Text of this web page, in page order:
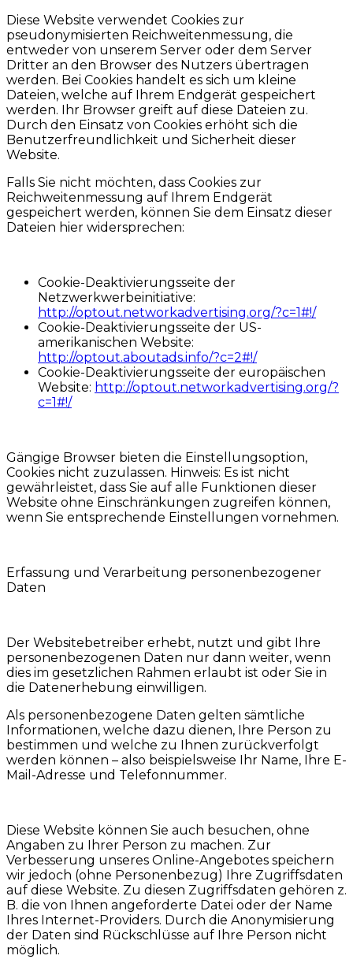
Diese Website verwendet Cookies zur
pseudonymisierten Reichweitenmessung, die
entweder von unserem Server oder dem Server
Dritter an den Browser des Nutzers übertragen
werden. Bei Cookies handelt es sich um kleine
Dateien, welche auf Ihrem Endgerät gespeichert
werden. Ihr Browser greift auf diese Dateien zu.
Durch den Einsatz von Cookies erhöht sich die
Benutzerfreundlichkeit und Sicherheit dieser
Website.
Falls Sie nicht möchten, dass Cookies zur
Reichweitenmessung auf Ihrem Endgerät
gespeichert werden, können Sie dem Einsatz dieser
Dateien hier widersprechen:
Cookie-Deaktivierungsseite der
Netzwerkwerbeinitiative:
http://optout.networkadvertising.org/?c=1#!/
Cookie-Deaktivierungsseite der US-
amerikanischen Website:
http://optout.aboutads.info/?c=2#!/
Cookie-Deaktivierungsseite der europäischen
Website: http://optout.networkadvertising.org/?
c=1#!/
Gängige Browser bieten die Einstellungsoption,
Cookies nicht zuzulassen. Hinweis: Es ist nicht
gewährleistet, dass Sie auf alle Funktionen dieser
Website ohne Einschränkungen zugreifen können,
wenn Sie entsprechende Einstellungen vornehmen.
Erfassung und Verarbeitung personenbezogener
Daten
Der Websitebetreiber erhebt, nutzt und gibt Ihre
personenbezogenen Daten nur dann weiter, wenn
dies im gesetzlichen Rahmen erlaubt ist oder Sie in
die Datenerhebung einwilligen.
Als personenbezogene Daten gelten sämtliche
Informationen, welche dazu dienen, Ihre Person zu
bestimmen und welche zu Ihnen zurückverfolgt
werden können – also beispielsweise Ihr Name, Ihre E-
Mail-Adresse und Telefonnummer.
Diese Website können Sie auch besuchen, ohne
Angaben zu Ihrer Person zu machen. Zur
Verbesserung unseres Online-Angebotes speichern
wir jedoch (ohne Personenbezug) Ihre Zugriffsdaten
auf diese Website. Zu diesen Zugriffsdaten gehören z.
B. die von Ihnen angeforderte Datei oder der Name
Ihres Internet-Providers. Durch die Anonymisierung
der Daten sind Rückschlüsse auf Ihre Person nicht
möglich.